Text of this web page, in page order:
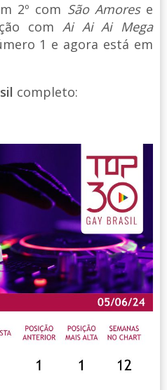
2º com São Amorese
com Ai Ai Ai Mega
1 e agora está em
completo: